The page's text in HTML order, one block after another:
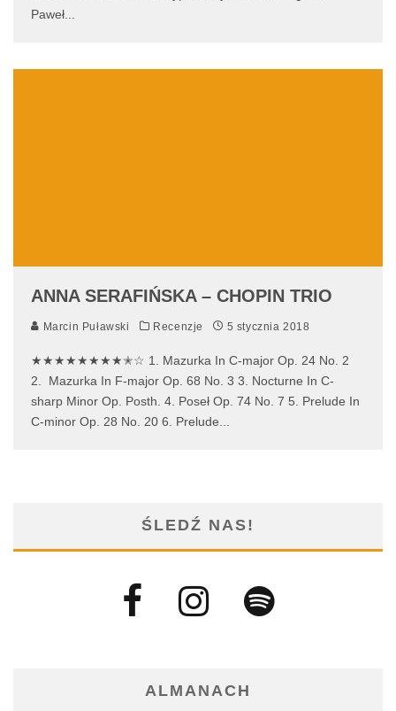
Paweł
ANNA SERAFIŃSKA – CHOPIN TRIO
Marcin Puławski Recenzje 5 stycznia 2018
★★★★★★★★✭☆ 1. Mazurka In C-major Op. 24 No. 2
2. Mazurka In F-major Op. 68 No. 3 3. Nocturne In C-
sharp Minor Op. Posth. 4. Poseł Op. 74 No. 7 5. Prelude In
C-minor Op. 28 No. 20 6. Prelude
ŚLEDŹ NAS!
ALMANACH